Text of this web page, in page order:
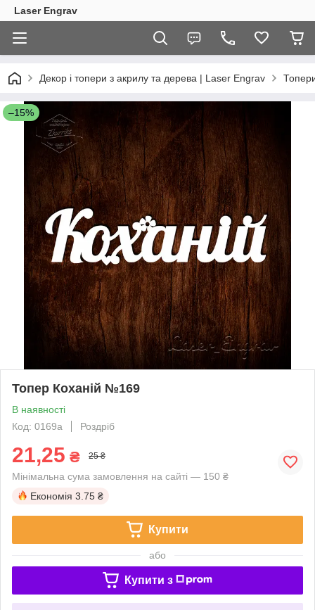
Laser Engrav
Декор і топери з акрилу та дерева | Laser Engrav
–15%
Топер Коханій №169
В наявності
Код: 0169a
Роздріб
21,25 ₴ 25 ₴
Мінімальна сума замовлення на сайті — 150 ₴
Економія 3.75 ₴
Купити
або
Купити з